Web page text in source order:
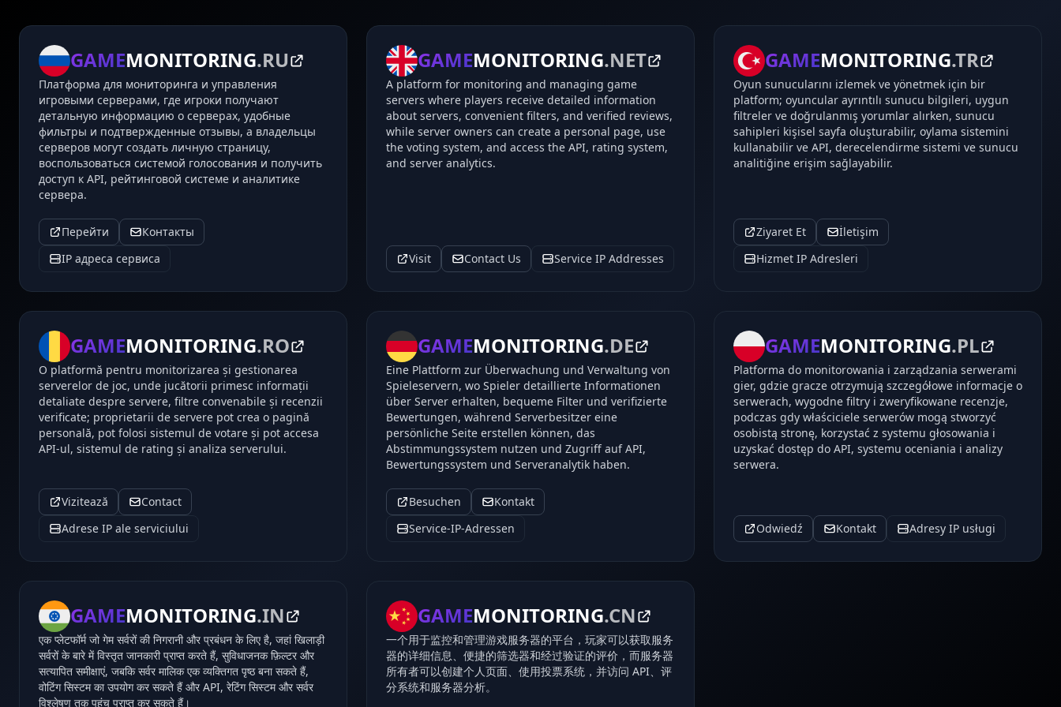
GAMEMONITORING.RU
Платформа для мониторинга и управления
игровыми серверами, где игроки получают
детальную информацию о серверах, удобные
фильтры и подтвержденные отзывы, а владельцы
серверов могут создать личную страницу,
воспользоваться системой голосования и получить
доступ к API, рейтинговой системе и аналитике
сервера.
Перейти
Контакты
IP адреса сервиса
GAMEMONITORING.NET
A platform for monitoring and managing game
servers where players receive detailed information
about servers, convenient filters, and verified reviews,
while server owners can create a personal page, use
the voting system, and access the API, rating system,
and server analytics.
Visit Contact Us Service IP Addresses
GAMEMONITORING.TR
Oyun sunucularını izlemek ve yönetmek için bir
platform; oyuncular ayrıntılı sunucu bilgileri, uygun
filtreler ve doğrulanmış yorumlar alırken, sunucu
sahipleri kişisel sayfa oluşturabilir, oylama sistemini
kullanabilir ve API, derecelendirme sistemi ve sunucu
analitiğine erişim sağlayabilir.
Ziyaret Et
İletişim
Hizmet IP Adresleri
GAMEMONITORING.RO
O platformă pentru monitorizarea și gestionarea
serverelor de joc, unde jucătorii primesc informații
detaliate despre servere, filtre convenabile și recenzii
verificate; proprietarii de servere pot crea o pagină
personală, pot folosi sistemul de votare și pot accesa
API-ul, sistemul de rating și analiza serverului.
Vizitează
Contact
Adrese IP ale serviciului
GAMEMONITORING.DE
Eine Plattform zur Überwachung und Verwaltung von
Spieleservern, wo Spieler detaillierte Informationen
über Server erhalten, bequeme Filter und verifizierte
Bewertungen, während Serverbesitzer eine
persönliche Seite erstellen können, das
Abstimmungssystem nutzen und Zugriff auf API,
Bewertungssystem und Serveranalytik haben.
Besuchen
Kontakt
Service-IP-Adressen
GAMEMONITORING.PL
Platforma do monitorowania i zarządzania serwerami
gier, gdzie gracze otrzymują szczegółowe informacje o
serwerach, wygodne filtry i zweryfikowane recenzje,
podczas gdy właściciele serwerów mogą stworzyć
osobistą stronę, korzystać z systemu głosowania i
uzyskać dostęp do API, systemu oceniania i analizy
serwera.
Odwiedź Kontakt Adresy IP usługi
GAMEMONITORING.IN
एक प्लेटफॉर्म जो गेम सर्वरों की निगरानी और प्रबंधन के लिए है, जहां खिलाड़ी
सर्वरों के बारे में विस्तृत जानकारी प्राप्त करते हैं, सुविधाजनक फ़िल्टर और
सत्यापित समीक्षाएं, जबकि सर्वर मालिक एक व्यक्तिगत पृष्ठ बना सकते हैं,
वोटिंग सिस्टम का उपयोग कर सकते हैं और API, रेटिंग सिस्टम और सर्वर
विश्लेषण तक पहुंच प्राप्त कर सकते हैं।
GAMEMONITORING.CN
一个用于监控和管理游戏服务器的平台，玩家可以获取服务
器的详细信息、便捷的筛选器和经过验证的评价，而服务器
所有者可以创建个人页面、使用投票系统，并访问 API、评
分系统和服务器分析。